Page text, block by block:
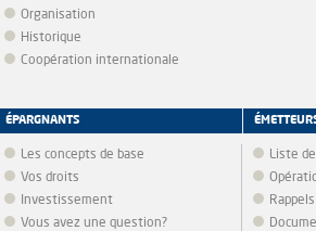
Organisation
Historique
Coopération internationale
ÉPARGNANTS
Les concepts de base
Vos droits
Investissement
Vous avez une question?
Liste